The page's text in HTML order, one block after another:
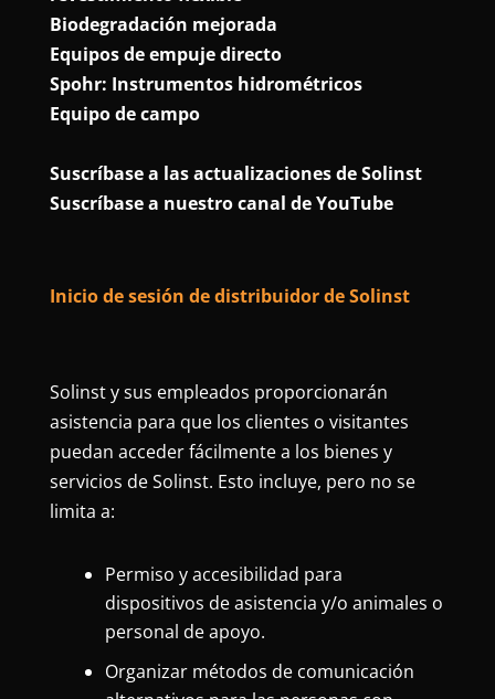
Biodegradación mejorada
Equipos de empuje directo
Spohr: Instrumentos hidrométricos
Equipo de campo
Suscríbase a las actualizaciones de Solinst
Suscríbase a nuestro canal de YouTube
Inicio de sesión de distribuidor de Solinst
Solinst y sus empleados proporcionarán
asistencia para que los clientes o visitantes
puedan acceder fácilmente a los bienes y
servicios de Solinst. Esto incluye, pero no se
limita a:
Permiso y accesibilidad para
dispositivos de asistencia y/o animales o
personal de apoyo.
Organizar métodos de comunicación